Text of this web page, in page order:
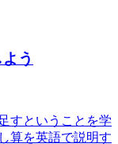
う
すということを学
算を英語で説明す